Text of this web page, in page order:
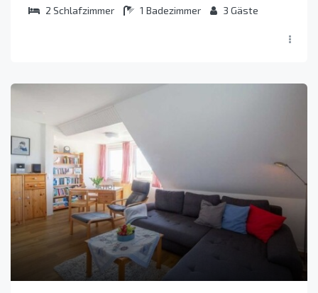
2 Schlafzimmer 1 Badezimmer 3 Gäste